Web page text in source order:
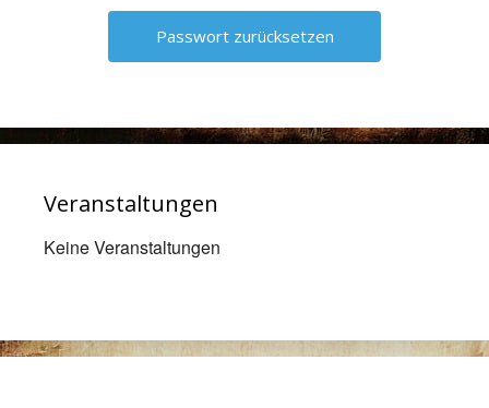
Veranstaltungen
Keine Veranstaltungen